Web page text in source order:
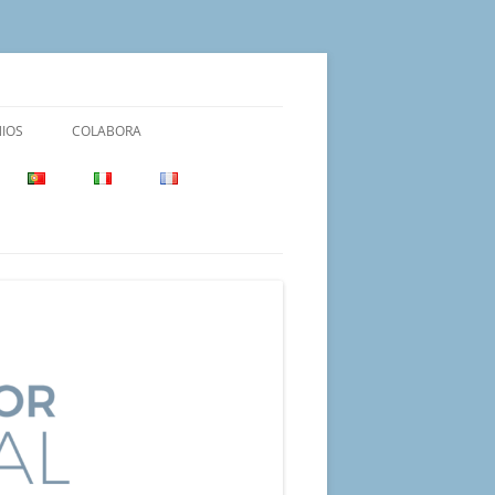
COLABORA